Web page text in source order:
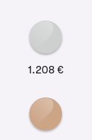
1.208 €